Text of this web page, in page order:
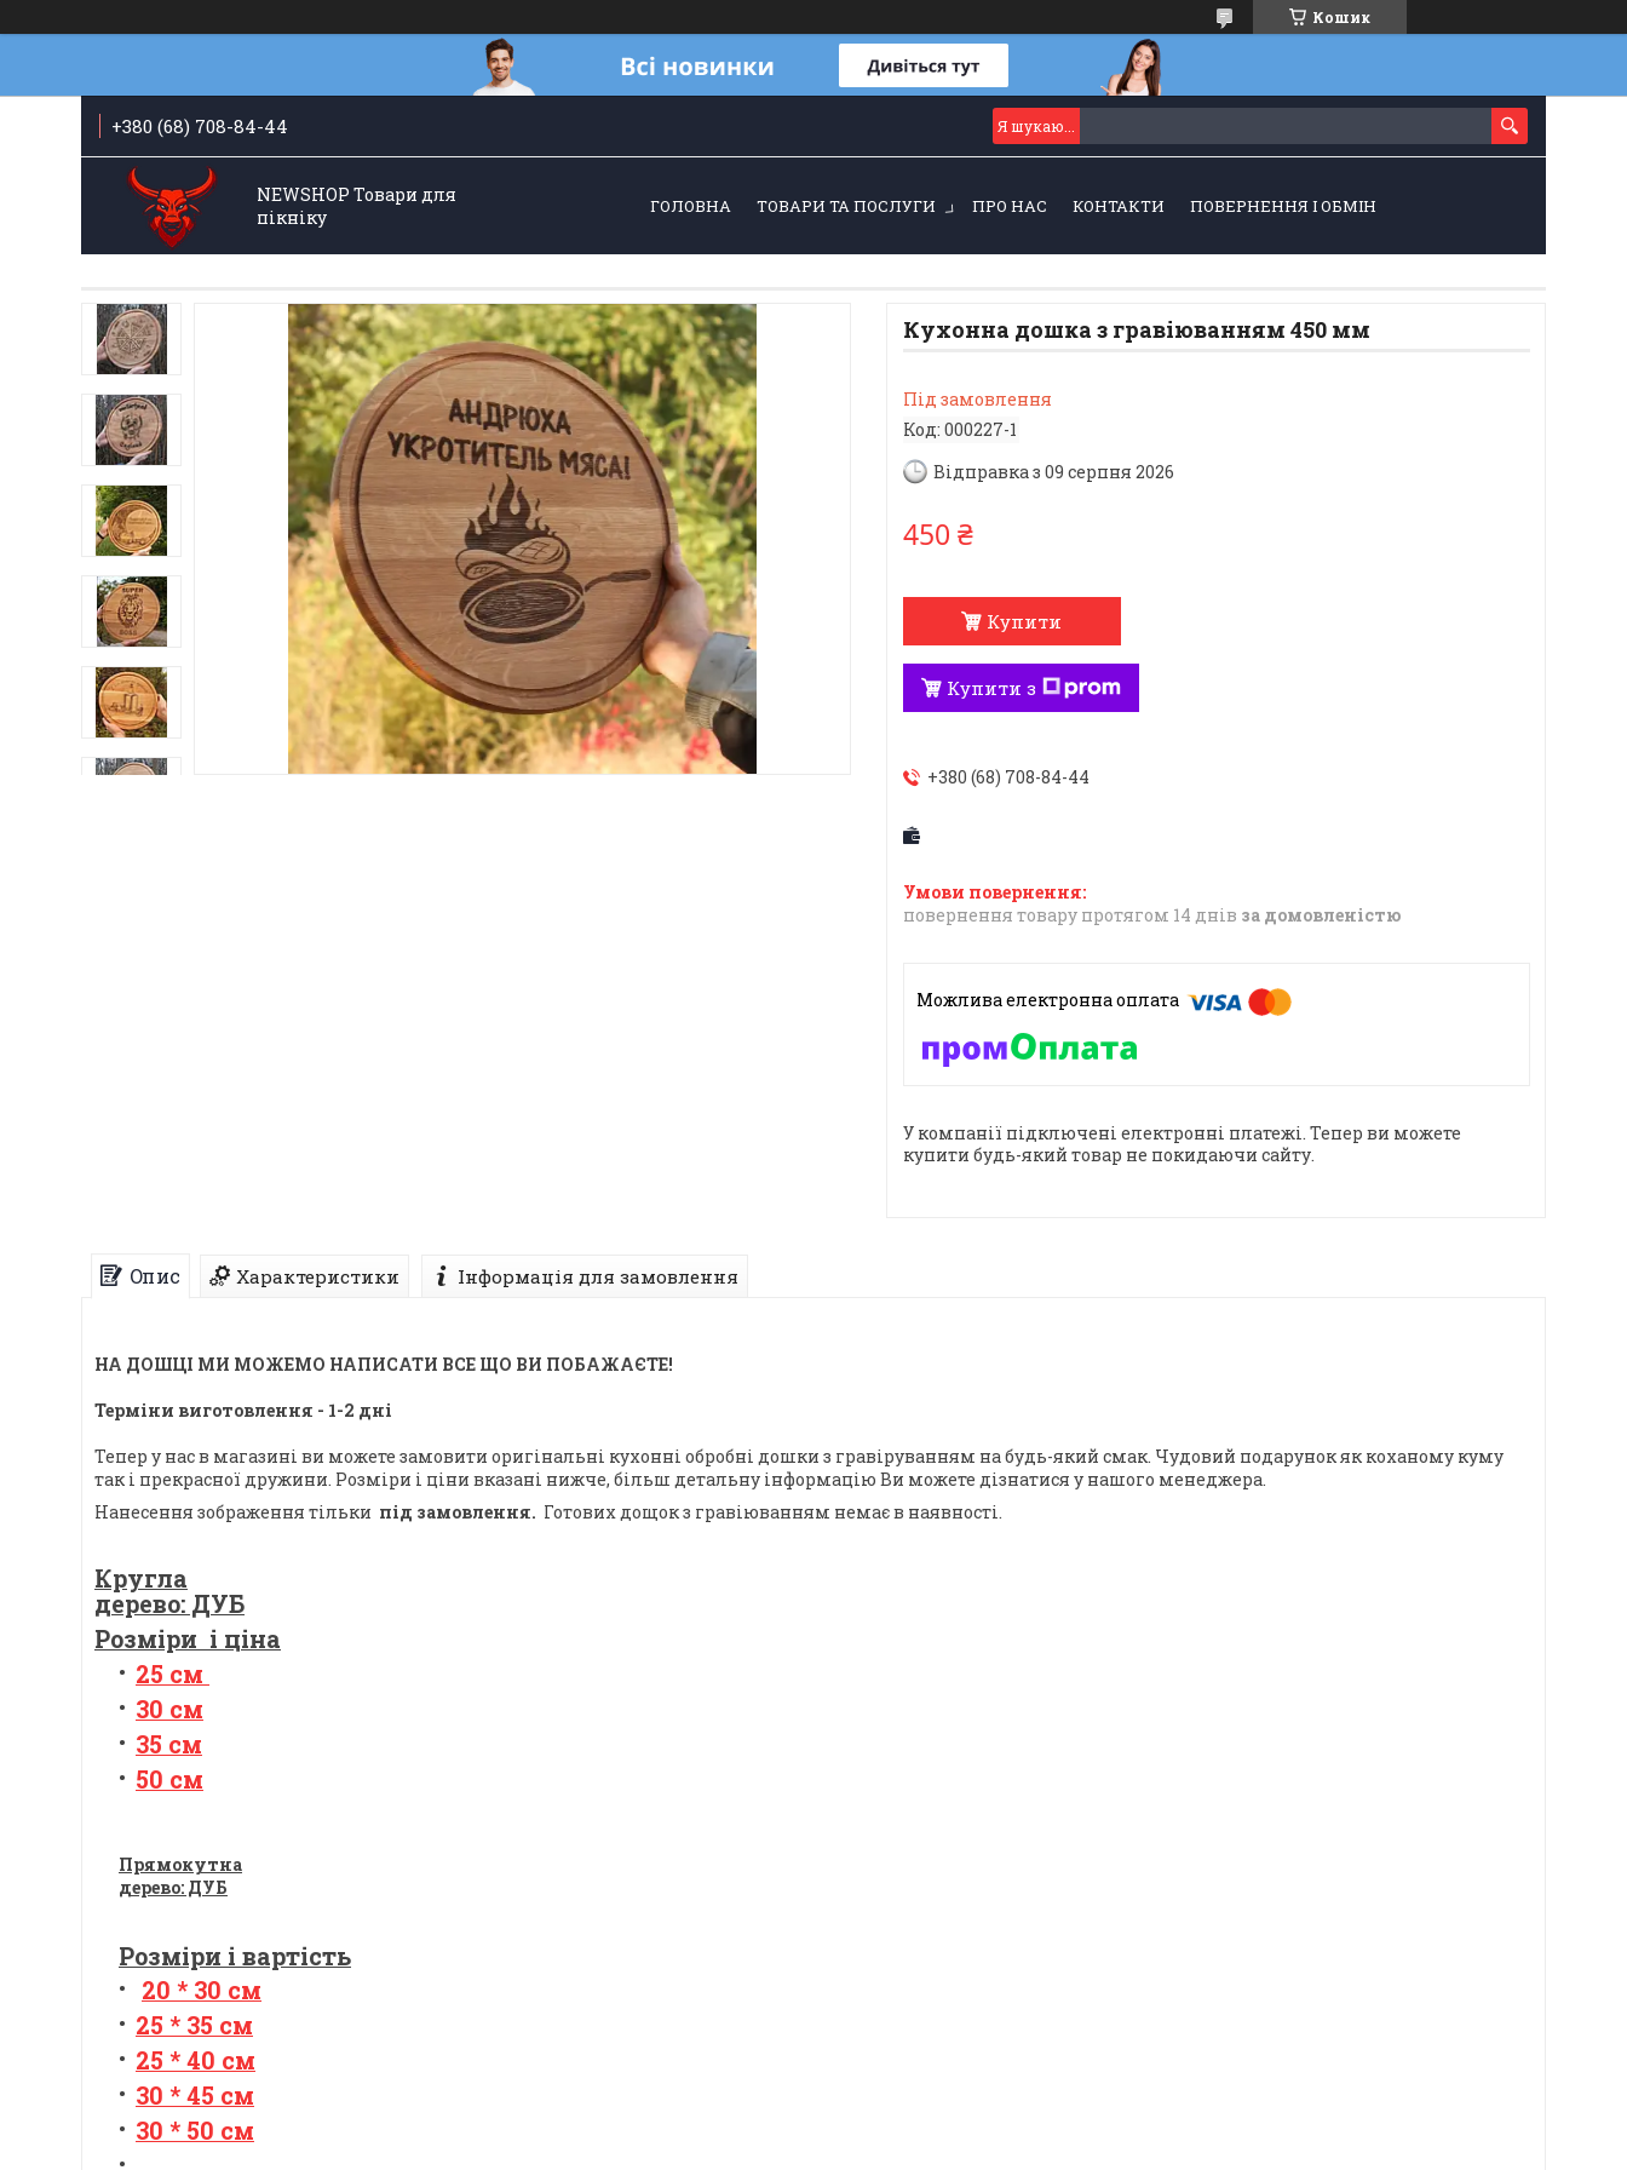
Кошик
+380 (68) 708-84-44
NEWSHOP Товари для
пікніку
ГОЛОВНА ТОВАРИ ТА ПОСЛУГИ ПРО НАС КОНТАКТИ ПОВЕРНЕННЯ І ОБМІН
Кухонна дошка з гравіюванням 450 мм
Під замовлення
Код: 000227-1
Відправка з 09 серпня 2026
450 ₴
Купити
Купити з
+380 (68) 708-84-44
повернення товару протягом 14 днів за домовленістю
У компанії підключені електронні платежі. Тепер ви можете
купити будь-який товар не покидаючи сайту.
Опис Характеристики Інформація для замовлення
НА ДОШЦІ МИ МОЖЕМО НАПИСАТИ ВСЕ ЩО ВИ ПОБАЖАЄТЕ!
Терміни виготовлення - 1-2 дні
Тепер у нас в магазині ви можете замовити оригінальні кухонні обробні дошки з гравіруванням на будь-який смак. Чудовий подарунок як коханому куму
так і прекрасної дружини. Розміри і ціни вказані нижче, більш детальну інформацію Ви можете дізнатися у нашого менеджера.
Нанесення зображення тільки під замовлення. Готових дощок з гравіюванням немає в наявності.
Кругла
дерево: ДУБ
Розміри і ціна
25 см
30 см
35 см
50 см
Прямокутна
дерево: ДУБ
Розміри і вартість
20 * 30 см
25 * 35 см
25 * 40 см
30 * 45 см
30 * 50 см